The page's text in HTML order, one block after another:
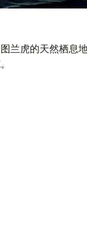
兰虎的天然栖息